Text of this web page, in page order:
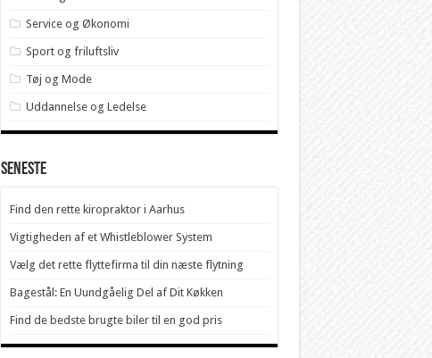
Service og Økonomi
Sport og friluftsliv
Tøj og Mode
Uddannelse og Ledelse
Seneste
Find den rette kiropraktor i Aarhus
Vigtigheden af et Whistleblower System
Vælg det rette flyttefirma til din næste flytning
Bagestål: En Uundgåelig Del af Dit Køkken
Find de bedste brugte biler til en god pris